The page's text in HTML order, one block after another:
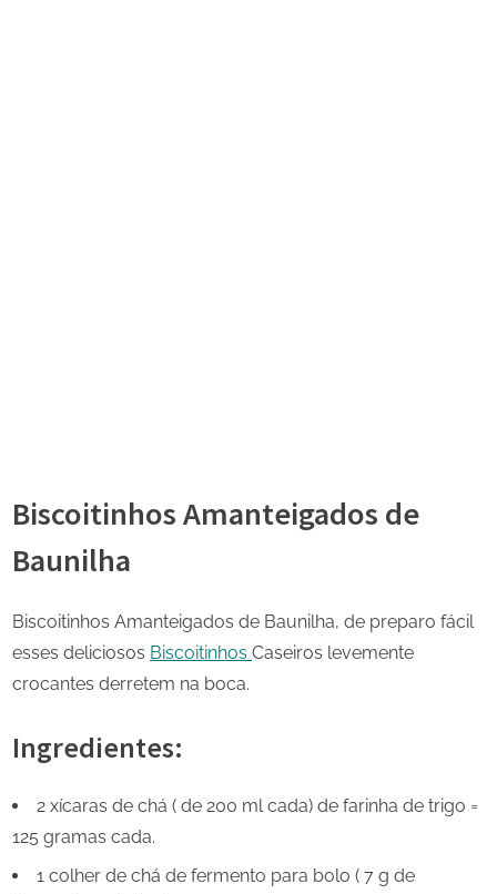
Biscoitinhos Amanteigados de
Baunilha
Biscoitinhos Amanteigados de Baunilha, de preparo fácil
esses deliciosos Biscoitinhos Caseiros levemente
crocantes derretem na boca.
Ingredientes:
2 xícaras de chá ( de 200 ml cada) de farinha de trigo =
125 gramas cada.
1 colher de chá de fermento para bolo ( 7 g de